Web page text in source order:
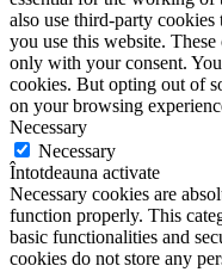
also use third-party
you use this website.
only with your consent.
cookies. But opting out of
on your browsing
Necessary
Necessary
Întotdeauna activate
Necessary cookies are
function properly. This
basic functionalities and
cookies do not store any